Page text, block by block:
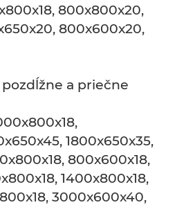
800x800x20,
800x600x20,
a priečne
1800x650x35,
800x600x18,
1400x800x18,
3000x600x40,